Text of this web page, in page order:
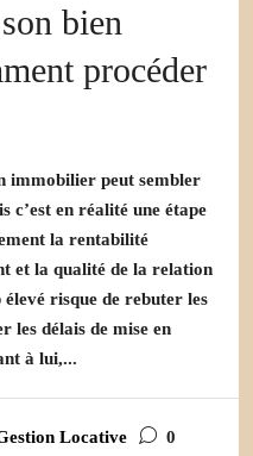
bien
procéder
immobilier peut sembler
en réalité une étape
la rentabilité
et la qualité de la relation
risque de rebuter les
les délais de mise en
à lui,...
Locative 0